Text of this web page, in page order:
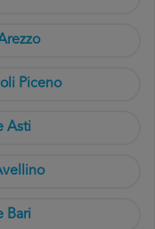
Piceno
Asti
Bari